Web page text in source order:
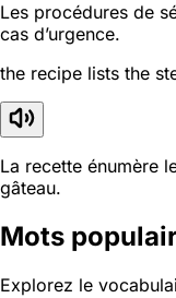
Les procédures de
cas d’urgence.
the recipe lists the
La recette énumère
gâteau.
Mots
Explorez le